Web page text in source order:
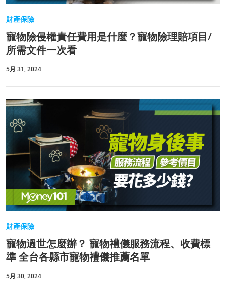
財產保險
寵物險侵權責任費用是什麼？寵物險理賠項目/
所需文件一次看
5月 31, 2024
財產保險
寵物過世怎麼辦？ 寵物禮儀服務流程、收費標
準 全台各縣市寵物禮儀推薦名單
5月 30, 2024